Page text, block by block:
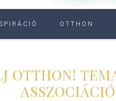
OTTHON
OTTHON!